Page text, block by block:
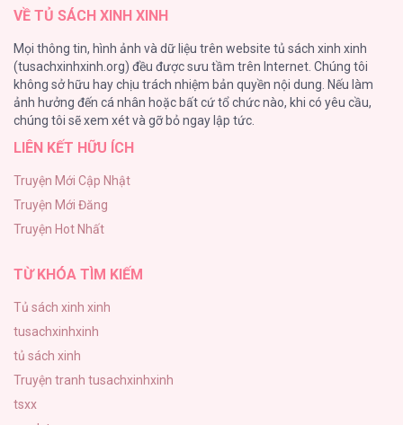
Người Chồng Độc Ác [...] – Chap 19
139
Tổng hợp boylove 18+
135
Đứa Nhỏ Không Phải Là Con Anh
Mùa Xuân Hoa Nở
104
VỀ TỦ SÁCH XINH XINH
Mọi thông tin, hình ảnh và dữ liệu trên website tủ sách xinh xinh
(tusachxinhxinh.org) đều được sưu tầm trên Internet. Chúng tôi
không sở hữu hay chịu trách nhiệm bản quyền nội dung. Nếu làm
ảnh hưởng đến cá nhân hoặc bất cứ tổ chức nào, khi có yêu cầu,
chúng tôi sẽ xem xét và gỡ bỏ ngay lập tức.
LIÊN KẾT HỮU ÍCH
Truyện Mới Cập Nhật
Truyện Mới Đăng
Truyện Hot Nhất
TỪ KHÓA TÌM KIẾM
Tủ sách xinh xinh
tusachxinhxinh
tủ sách xinh
Truyện tranh tusachxinhxinh
tsxx